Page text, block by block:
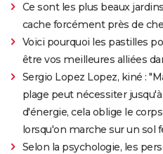
Ce sont les plus beaux
cache forcément près de
Voici pourquoi les pastilles
être vos meilleures alliées
Sergio Lopez Lopez, kiné :
plage peut nécessiter
d'énergie, cela oblige le
lorsqu'on marche sur un sol
Selon la psychologie, les